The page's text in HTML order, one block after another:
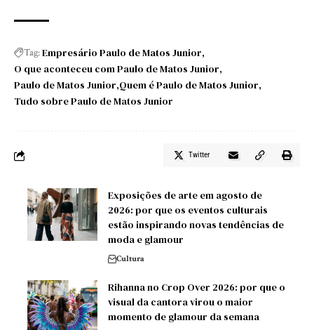
Tag:Empresário Paulo de Matos Junior
O que aconteceu com Paulo de Matos Junior
Paulo de Matos Junior Quem é Paulo de Matos Junior
Tudo sobre Paulo de Matos Junior
Twitter
Exposições de arte em agosto de
2026: por que os eventos culturais
estão inspirando novas tendências de
moda e glamour
Cultura
Rihanna no Crop Over 2026: por que o
visual da cantora virou o maior
momento de glamour da semana